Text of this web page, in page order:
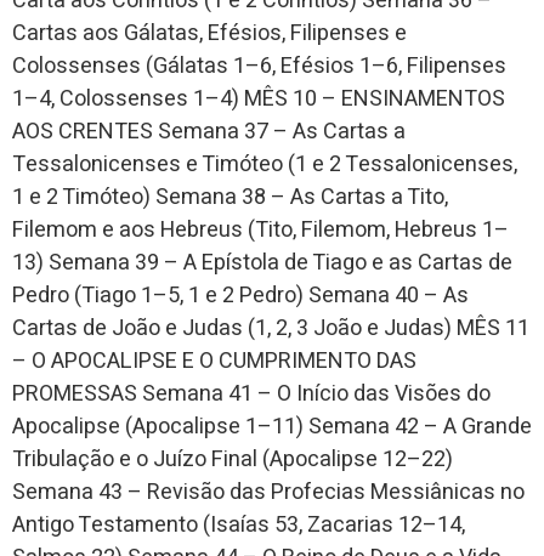
Cartas aos Gálatas, Efésios, Filipenses e
Colossenses (Gálatas 1–6, Efésios 1–6, Filipenses
1–4, Colossenses 1–4) MÊS 10 – ENSINAMENTOS
AOS CRENTES Semana 37 – As Cartas a
Tessalonicenses e Timóteo (1 e 2 Tessalonicenses,
1 e 2 Timóteo) Semana 38 – As Cartas a Tito,
Filemom e aos Hebreus (Tito, Filemom, Hebreus 1–
13) Semana 39 – A Epístola de Tiago e as Cartas de
Pedro (Tiago 1–5, 1 e 2 Pedro) Semana 40 – As
Cartas de João e Judas (1, 2, 3 João e Judas) MÊS 11
– O APOCALIPSE E O CUMPRIMENTO DAS
PROMESSAS Semana 41 – O Início das Visões do
Apocalipse (Apocalipse 1–11) Semana 42 – A Grande
Tribulação e o Juízo Final (Apocalipse 12–22)
Semana 43 – Revisão das Profecias Messiânicas no
Antigo Testamento (Isaías 53, Zacarias 12–14,